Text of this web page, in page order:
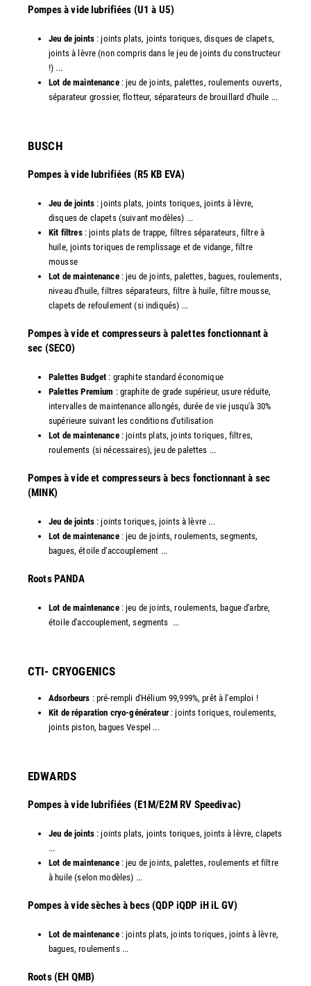
​Pompes à vide lubrifiées (U1 à U5)
Jeu de joints: joints plats, joints toriques, disques de clapets,
joints à lèvre (non compris dans le jeu de joints du constructeur
!) ...
Lot de maintenance: jeu de joints, palettes, roulements ouverts,
séparateur grossier, flotteur, séparateurs de brouillard d'huile ...
​BUSCH
Pompes à vide lubrifiées (R5 KB EVA)
Jeu de joints : joints plats, joints toriques, joints à lèvre,
disques de clapets (suivant modèles) ...
Kit filtres: joints plats de trappe, filtres séparateurs, filtre à
huile, joints toriques de remplissage et de vidange, filtre
mousse
Lot de maintenance: jeu de joints, palettes, bagues, roulements,
niveau d'huile, filtres séparateurs, filtre à huile, filtre mousse,
clapets de refoulement (si indiqués) ...
​Pompes à vide et compresseurs à palettes fonctionnant à
sec (SECO)
Palettes Budget : graphite standard économique
Palettes Premium : graphite de grade supérieur, usure réduite,
intervalles de maintenance allongés, durée de vie jusqu'à 30%
supérieure suivant les conditions d'utilisation
Lot de maintenance: joints plats, joints toriques, filtres,
roulements (si nécessaires), jeu de palettes ...
Pompes à vide et compresseurs à becs fonctionnant à sec
(MINK)
Jeu de joints: joints toriques, joints à lèvre ...
Lot de maintenance: jeu de joints, roulements, segments,
bagues, étoile d'accouplement ...
​Roots PANDA
Lot de maintenance: jeu de joints, roulements, bague d'arbre,
étoile d'accouplement, segments ...​
CTI- CRYOGENICS
Adsorbeurs : pré-rempli d'Hélium 99,999%, prêt à l'emploi !
Kit de réparation cryo-générateur: joints toriques, roulements,
joints piston, bagues Vespel ... ​
EDWARDS
Pompes à vide lubrifiées (E1M/E2M RV Speedivac)
Jeu de joints: joints plats, joints toriques, joints à lèvre, clapets
...
Lot de maintenance: jeu de joints, palettes, roulements et filtre
à huile (selon modèles) ...
​Pompes à vide sèches à becs (QDP iQDP iH iL GV)
Lot de maintenance: joints plats, joints toriques, joints à lèvre,
bagues, roulements ...
Roots (EH QMB)